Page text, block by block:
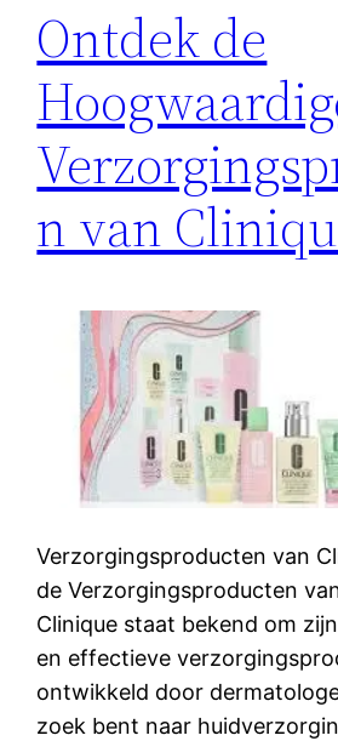
Ontdek de
n van
Verzorgingsproducten van
de Verzorgingsproducten
Clinique staat bekend om
en effectieve
ontwikkeld door
zoek bent naar